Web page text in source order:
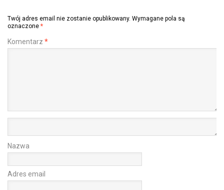
Twój adres email nie zostanie opublikowany. Wymagane pola są
oznaczone *
Komentarz *
Nazwa
Adres email